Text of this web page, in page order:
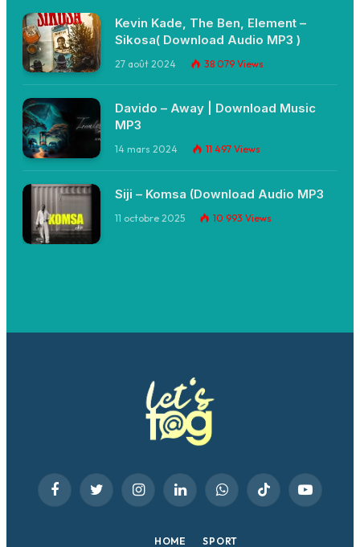
Kevin Kade, The Ben, Element –
Sikosa( Download Audio MP3 )
27 août 2024 38 079 Views
Davido – Away | Download Music
MP3
14 mars 2024 11 497 Views
Siji – Komsa (Download Audio MP3
11 octobre 2025 10 993 Views
FacebookTwitter InstagramLinkedInWhatsAppTikTok YouTube
HOME SPORT